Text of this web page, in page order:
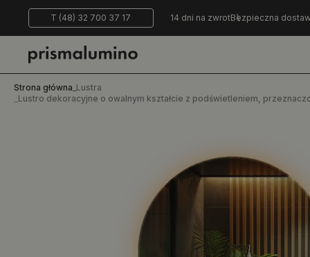
T (48) 32 700 37 17 14 dni na zwrotBezpieczna
Strona główna Lustra
Lustro dekoracyjne o owalnym kształcie z podświetleniem,